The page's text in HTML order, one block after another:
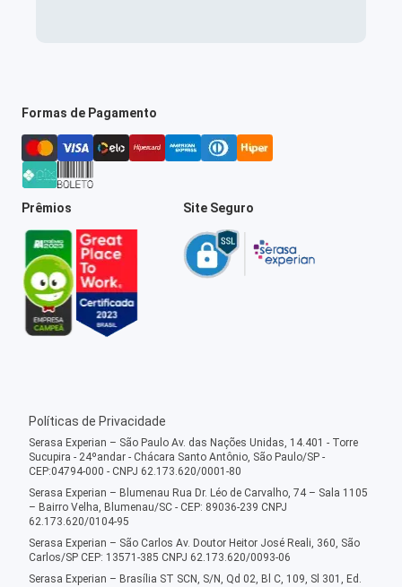
Formas de Pagamento
Prêmios Site Seguro
Políticas de Privacidade
Serasa Experian – São Paulo Av. das Nações Unidas, 14.401 - Torre
Sucupira - 24ºandar - Chácara Santo Antônio, São Paulo/SP -
CEP:04794-000 - CNPJ 62.173.620/0001-80
Serasa Experian – Blumenau Rua Dr. Léo de Carvalho, 74 – Sala 1105
– Bairro Velha, Blumenau/SC - CEP: 89036-239 CNPJ
62.173.620/0104-95
Serasa Experian – São Carlos Av. Doutor Heitor José Reali, 360, São
Carlos/SP CEP: 13571-385 CNPJ 62.173.620/0093-06
Serasa Experian – Brasília ST SCN, S/N, Qd 02, Bl C, 109, Sl 301, Ed.